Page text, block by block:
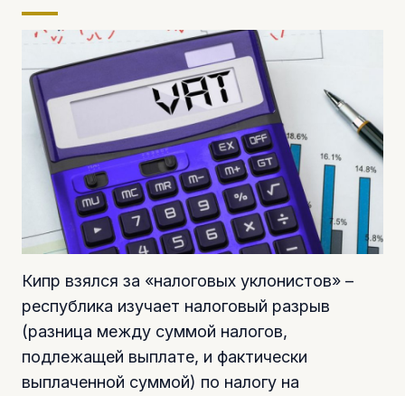
Кипр взялся за «налоговых уклонистов» –
республика изучает налоговый разрыв
(разница между суммой налогов,
подлежащей выплате, и фактически
выплаченной суммой) по налогу на